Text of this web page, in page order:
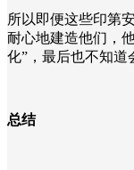
所以即便这些印第
耐心地建造他们，
化” ，最后也不知道
总结